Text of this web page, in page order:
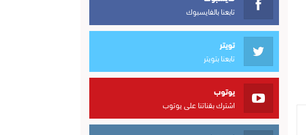
تابعنا بالفايسبوك
تويتر
تابعنا بتويتر
يوتوب
اشترك بقناتنا على يوتوب